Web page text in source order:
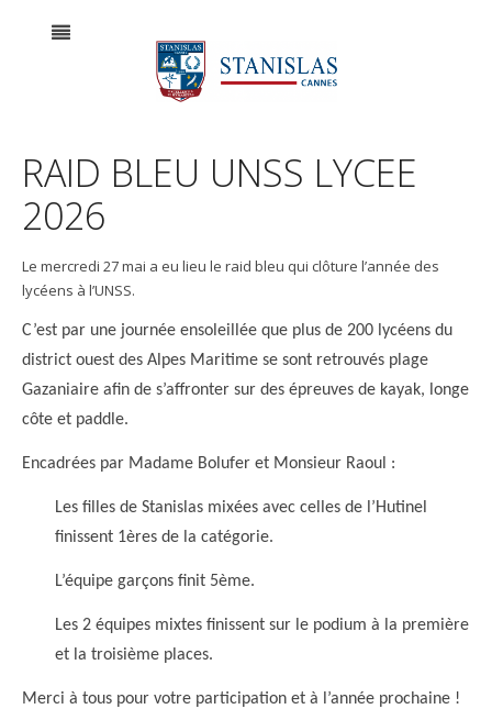
RAID BLEU UNSS LYCEE
2026
Le mercredi 27 mai a eu lieu le raid bleu qui clôture l’année des
lycéens à l’UNSS.
C’est par une journée ensoleillée que plus de 200 lycéens du
district ouest des Alpes Maritime se sont retrouvés plage
Gazaniaire afin de s’affronter sur des épreuves de kayak, longe
côte et paddle.
Encadrées par Madame Bolufer et Monsieur Raoul :
Les filles de Stanislas mixées avec celles de l’Hutinel
finissent 1ères de la catégorie.
L’équipe garçons finit 5ème.
Les 2 équipes mixtes finissent sur le podium à la première
et la troisième places.
Merci à tous pour votre participation et à l’année prochaine !